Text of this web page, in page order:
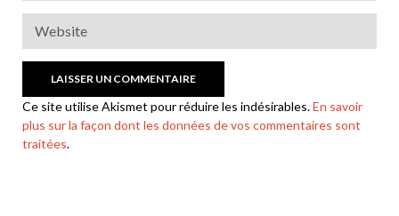
Ce site utilise Akismet pour réduire les indésirables.En savoir
plus sur la façon dont les données de vos commentaires sont
traitées.